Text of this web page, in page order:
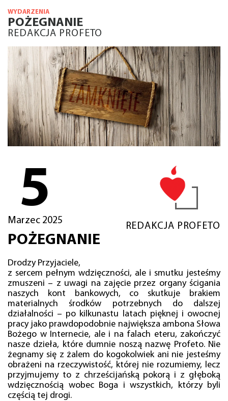
WYDARZENIA
POŻEGNANIE
REDAKCJA PROFETO
5
Marzec 2025
REDAKCJA PROFETO
POŻEGNANIE
Drodzy Przyjaciele,
z sercem pełnym wdzięczności, ale i smutku jesteśmy
zmuszeni – z uwagi na zajęcie przez organy ścigania
naszych kont bankowych, co skutkuje brakiem
materialnych środków potrzebnych do dalszej
działalności – po kilkunastu latach pięknej i owocnej
pracy jako prawdopodobnie największa ambona Słowa
Bożego w Internecie, ale i na falach eteru, zakończyć
nasze dzieła, które dumnie noszą nazwę Profeto. Nie
żegnamy się z żalem do kogokolwiek ani nie jesteśmy
obrażeni na rzeczywistość, której nie rozumiemy, lecz
przyjmujemy to z chrześcijańską pokorą i z głęboką
wdzięcznością wobec Boga i wszystkich, którzy byli
częścią tej drogi.